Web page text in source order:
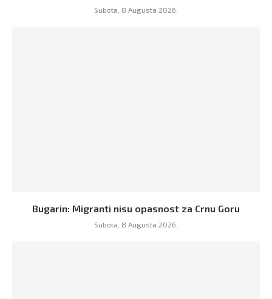
Subota, 8 Augusta 2026,
Bugarin: Migranti nisu opasnost za Crnu Goru
Subota, 8 Augusta 2026,